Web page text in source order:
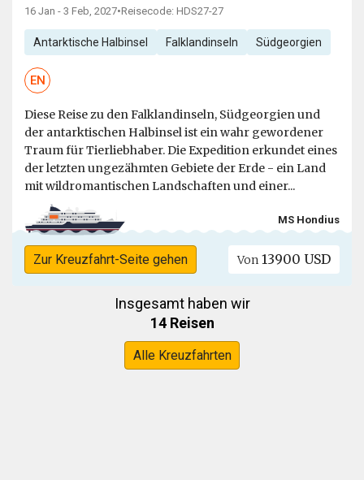
16 Jan - 3 Feb, 2027•Reisecode: HDS27-27
Antarktische Halbinsel Falklandinseln Südgeorgien
EN
Diese Reise zu den Falklandinseln, Südgeorgien und
der antarktischen Halbinsel ist ein wahr gewordener
Traum für Tierliebhaber. Die Expedition erkundet eines
der letzten ungezähmten Gebiete der Erde - ein Land
mit wildromantischen Landschaften und einer...
MS Hondius
Zur Kreuzfahrt-Seite gehen Von 13900 USD
Insgesamt haben wir
14 Reisen
Alle Kreuzfahrten